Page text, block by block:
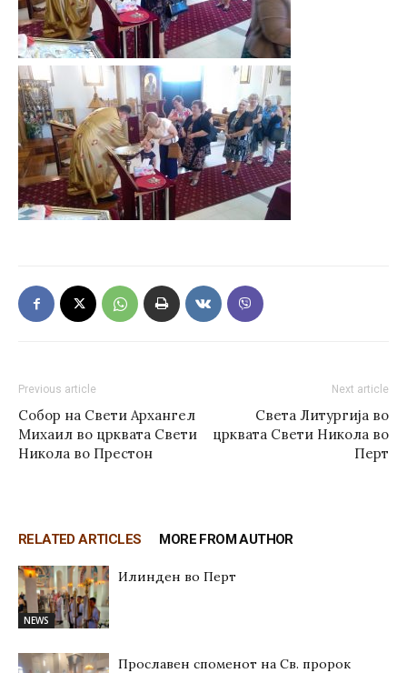
Previous article
Собор на Свети Архангел
Михаил во црквата Свети
Никола во Престон
Next article
Света Литургија во
црквата Свети Никола во
Перт
RELATED ARTICLES MORE FROM AUTHOR
NEWS
Илинден во Перт
Прославен споменот на Св. пророк